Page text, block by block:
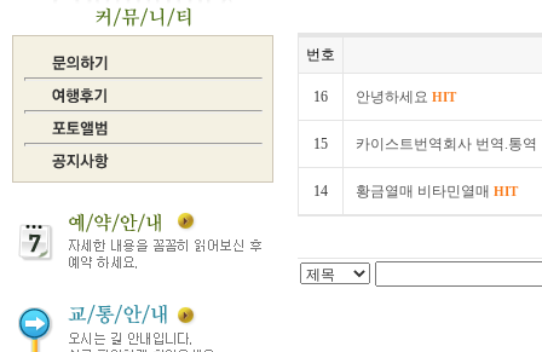
번호
16 안녕하세요 HIT
15 카이스트번역회사 번역.통
14 황금열매 비타민열매 HIT